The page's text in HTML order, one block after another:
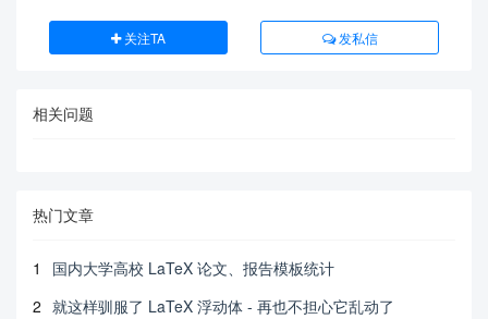
关注TA 发私信
相关问题
热门文章
1
国内大学高校 LaTeX 论文、报告模板统计
2 就这样驯服了 LaTeX 浮动体 - 再也不担心它乱动了